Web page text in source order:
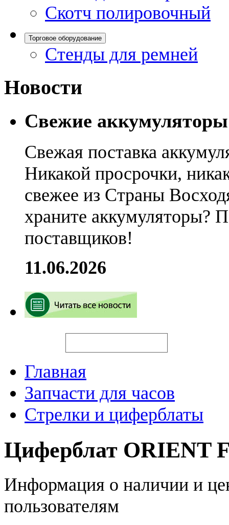
Скотч полировочный
Торговое оборудование
Стенды для ремней
Новости
Свежие
Свежая поставка
Никакой просрочки,
свежее из Страны
храните аккумуляторы?
поставщиков!
11.06.2026
Главная
Запчасти для часов
Стрелки и циферблаты
Циферблат ORIENT
Информация о наличии и
пользователям